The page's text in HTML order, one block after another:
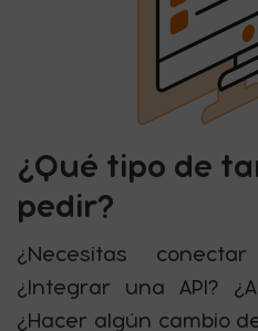
¿Qué tipo de
pedir?
¿Necesitas
¿Integrar una API?
¿Hacer algún cambio